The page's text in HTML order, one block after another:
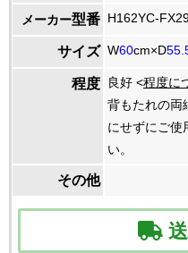
メーカー型番 H162YC-
サイズ W60cm×D
程度 良好 <程度に
背もたれの両
にせずにご使
い。
その他
送